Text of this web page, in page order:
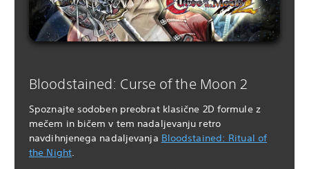
Bloodstained: Curse of the Moon 2
Spoznajte sodoben preobrat klasične 2D formule z
mečem in bičem v tem nadaljevanju retro
navdihnjenega nadaljevanja Bloodstained: Ritual of
the Night.